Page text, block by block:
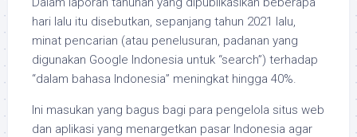
hari lalu itu disebutkan, sepanjang tahun 2021 lalu,
minat pencarian (atau penelusuran, padanan yang
digunakan Google Indonesia untuk “search”) terhadap
“dalam bahasa Indonesia” meningkat hingga 40%.
Ini masukan yang bagus bagi para pengelola situs web
dan aplikasi yang menargetkan pasar Indonesia agar